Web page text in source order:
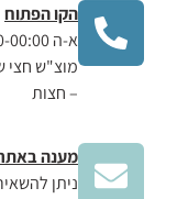
הקו הפתוח
א-ה 18:00-00:00, ו' 8:00-12:00
מוצ"ש
– חצות
מענה
ניתן